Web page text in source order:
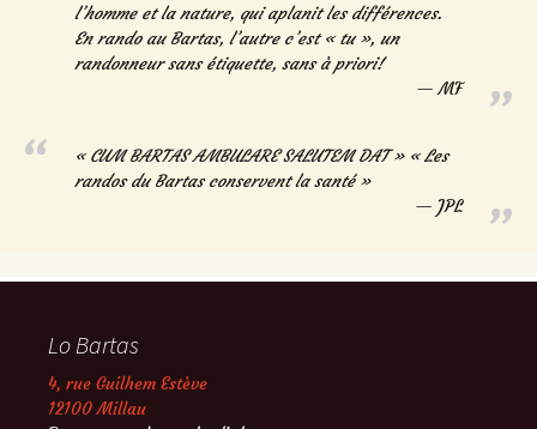
l’homme et la nature, qui aplanit les différences.
En rando au Bartas, l’autre c’est « tu », un
randonneur sans étiquette, sans à priori!
MF
« CUM BARTAS AMBULARE SALUTEM DAT » « Les
randos du Bartas conservent la santé »
JPL
Lo Bartas
4, rue Guilhem Estève
12100 Millau